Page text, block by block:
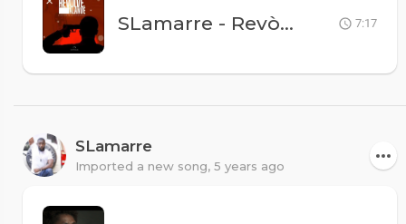
SLamarre - Revòlvè Alanvè - Saddam & NLM 7:17
SLamarre
Imported a new song, 5 years ago